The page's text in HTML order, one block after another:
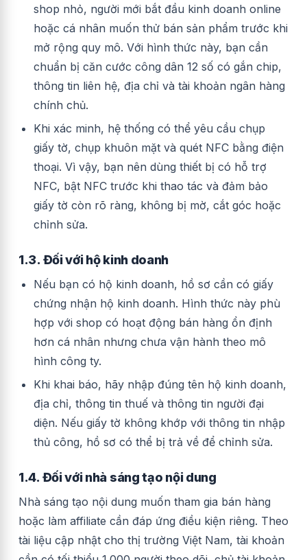
shop nhỏ, người mới bắt đầu kinh doanh online
hoặc cá nhân muốn thử bán sản phẩm trước khi
mở rộng quy mô. Với hình thức này, bạn cần
chuẩn bị căn cước công dân 12 số có gắn chip,
thông tin liên hệ, địa chỉ và tài khoản ngân hàng
chính chủ.
Khi xác minh, hệ thống có thể yêu cầu chụp
giấy tờ, chụp khuôn mặt và quét NFC bằng điện
thoại. Vì vậy, bạn nên dùng thiết bị có hỗ trợ
NFC, bật NFC trước khi thao tác và đảm bảo
giấy tờ còn rõ ràng, không bị mờ, cắt góc hoặc
chỉnh sửa.
1.3. Đối với hộ kinh doanh
Nếu bạn có hộ kinh doanh, hồ sơ cần có giấy
chứng nhận hộ kinh doanh. Hình thức này phù
hợp với shop có hoạt động bán hàng ổn định
hơn cá nhân nhưng chưa vận hành theo mô
hình công ty.
Khi khai báo, hãy nhập đúng tên hộ kinh doanh,
địa chỉ, thông tin thuế và thông tin người đại
diện. Nếu giấy tờ không khớp với thông tin nhập
thủ công, hồ sơ có thể bị trả về để chỉnh sửa.
1.4. Đối với nhà sáng tạo nội dung
Nhà sáng tạo nội dung muốn tham gia bán hàng
hoặc làm affiliate cần đáp ứng điều kiện riêng. Theo
tài liệu cập nhật cho thị trường Việt Nam, tài khoản